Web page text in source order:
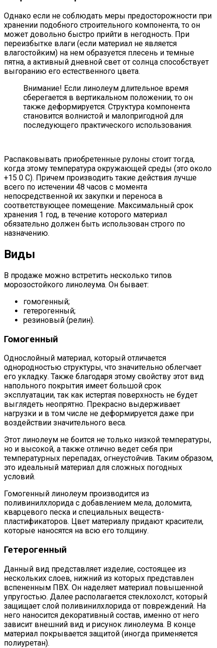
Однако если не соблюдать меры предосторожности при
хранении подобного строительного компонента, то он
может довольно быстро прийти в негодность. При
переизбытке влаги (если материал не является
влагостойким) на нем образуется плесень и темные
пятна, а активный дневной свет от солнца способствует
выгоранию его естественного цвета.
Внимание! Если линолеум длительное время
сберегается в вертикальном положении, то он
также деформируется. Структура компонента
становится волнистой и малопригодной для
последующего практического использования.
Распаковывать приобретенные рулоны стоит тогда,
когда этому температура окружающей среды (это около
+15 0 С). Причем производить такие действия лучше
всего по истечении 48 часов с момента
непосредственной их закупки и переноса в
соответствующее помещение. Максимальный срок
хранения 1 год, в течение которого материал
обязательно должен быть использован строго по
назначению.
Виды
В продаже можно встретить несколько типов
морозостойкого линолеума. Он бывает:
гомогенный;
гетерогенный;
резиновый (релин).
Гомогенный
Однослойный материал, который отличается
однородностью структуры, что значительно облегчает
его укладку. Также благодаря этому свойству этот вид
напольного покрытия имеет большой срок
эксплуатации, так как истертая поверхность не будет
выглядеть неопрятно. Прекрасно выдерживает
нагрузки и в том числе не деформируется даже при
воздействии значительного веса.
Этот линолеум не боится не только низкой температуры,
но и высокой, а также отлично ведет себя при
температурных перепадах, огнеустойчив. Таким образом,
это идеальный материал для сложных погодных
условий.
Гомогенный линолеум производится из
поливинилхлорида с добавлением мела, доломита,
кварцевого песка и специальных веществ-
пластификаторов. Цвет материалу придают красители,
которые наносятся на всю его толщину.
Гетерогенный
Данный вид представляет изделие, состоящее из
нескольких слоев, нижний из которых представлен
вспененным ПВХ. Он наделяет материал повышенной
упругостью. Далее располагается стеклохолст, который
защищает слой поливинилхлорида от повреждений. На
него наносится декоративный состав, именно от него
зависит внешний вид и рисунок линолеума. В конце
материал покрывается защитой (иногда применяется
полиуретан).